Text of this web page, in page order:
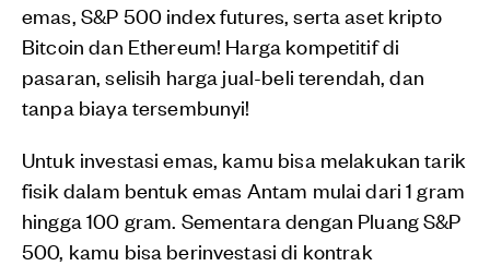
emas, S&P 500 index futures, serta aset kripto
Bitcoin dan Ethereum! Harga kompetitif di
pasaran, selisih harga jual-beli terendah, dan
tanpa biaya tersembunyi!
Untuk investasi emas, kamu bisa melakukan tarik
fisik dalam bentuk emas Antam mulai dari 1 gram
hingga 100 gram. Sementara dengan Pluang S&P
500, kamu bisa berinvestasi di kontrak